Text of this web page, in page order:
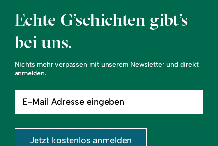
Echte G’schichten gibt’s
bei uns.
Nichts mehr verpassen mit unserem Newsletter und direkt
anmelden.
Mail
eingeben
Jetzt kostenlos anmelden